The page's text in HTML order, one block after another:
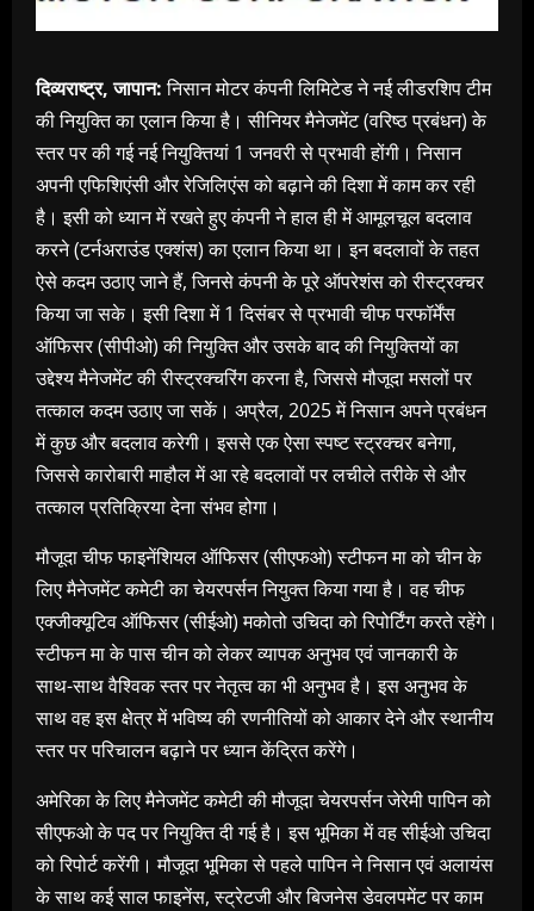
दिव्यराष्ट्र, जापान:निसान मोटर कंपनी लिमिटेड ने नई लीडरशिप टीम
की नियुक्ति का एलान किया है। सीनियर मैनेजमेंट (वरिष्ठ प्रबंधन) के
स्तर पर की गई नई नियुक्तियां 1 जनवरी से प्रभावी होंगी। निसान
अपनी एफिशिएंसी और रेजिलिएंस को बढ़ाने की दिशा में काम कर रही
है। इसी को ध्यान में रखते हुए कंपनी ने हाल ही में आमूलचूल बदलाव
करने (टर्नअराउंड एक्शंस) का एलान किया था। इन बदलावों के तहत
ऐसे कदम उठाए जाने हैं, जिनसे कंपनी के पूरे ऑपरेशंस को रीस्ट्रक्चर
किया जा सके। इसी दिशा में 1 दिसंबर से प्रभावी चीफ परफॉर्मेंस
ऑफिसर (सीपीओ) की नियुक्ति और उसके बाद की नियुक्तियों का
उद्देश्य मैनेजमेंट की रीस्ट्रक्चरिंग करना है, जिससे मौजूदा मसलों पर
तत्काल कदम उठाए जा सकें। अप्रैल, 2025 में निसान अपने प्रबंधन
में कुछ और बदलाव करेगी। इससे एक ऐसा स्पष्ट स्ट्रक्चर बनेगा,
जिससे कारोबारी माहौल में आ रहे बदलावों पर लचीले तरीके से और
तत्काल प्रतिक्रिया देना संभव होगा।
मौजूदा चीफ फाइनेंशियल ऑफिसर (सीएफओ) स्टीफन मा को चीन के
लिए मैनेजमेंट कमेटी का चेयरपर्सन नियुक्त किया गया है। वह चीफ
एक्जीक्यूटिव ऑफिसर (सीईओ) मकोतो उचिदा को रिपोर्टिंग करते रहेंगे।
स्टीफन मा के पास चीन को लेकर व्यापक अनुभव एवं जानकारी के
साथ-साथ वैश्विक स्तर पर नेतृत्व का भी अनुभव है। इस अनुभव के
साथ वह इस क्षेत्र में भविष्य की रणनीतियों को आकार देने और स्थानीय
स्तर पर परिचालन बढ़ाने पर ध्यान केंद्रित करेंगे।
अमेरिका के लिए मैनेजमेंट कमेटी की मौजूदा चेयरपर्सन जेरेमी पापिन को
सीएफओ के पद पर नियुक्ति दी गई है। इस भूमिका में वह सीईओ उचिदा
को रिपोर्ट करेंगी। मौजूदा भूमिका से पहले पापिन ने निसान एवं अलायंस
के साथ कई साल फाइनेंस, स्ट्रेटजी और बिजनेस डेवलपमेंट पर काम